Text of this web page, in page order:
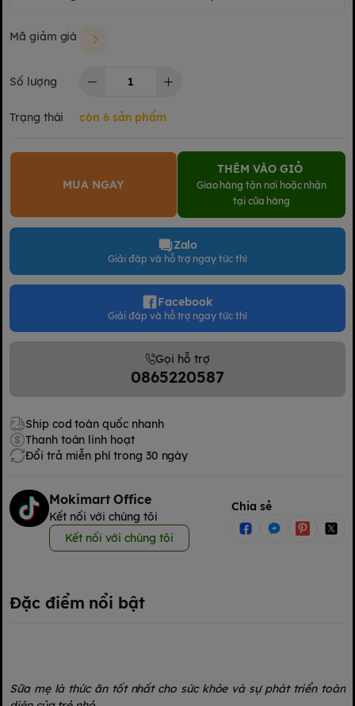
Mã giảm giá
Số lượng
Trạng thái còn 6 sản phẩm
MUA NGAY
THÊM VÀO GIỎ
Giao hàng tận nơi hoặc nhận
tại cửa hàng
Zalo
Giải đáp và hỗ trợ ngay tức thì
Facebook
Giải đáp và hỗ trợ ngay tức thì
Gọi hỗ trợ
0865220587
Ship cod toàn quốc nhanh
Thanh toán linh hoạt
Đổi trả miễn phí trong 30 ngày
Mokimart Office
Kết nối với chúng tôi
Kết nối với chúng tôi
Chia sẻ
Đặc điểm nổi bật
Sữa mẹ là thức ăn tốt nhất cho sức khỏe và sự phát triển toàn